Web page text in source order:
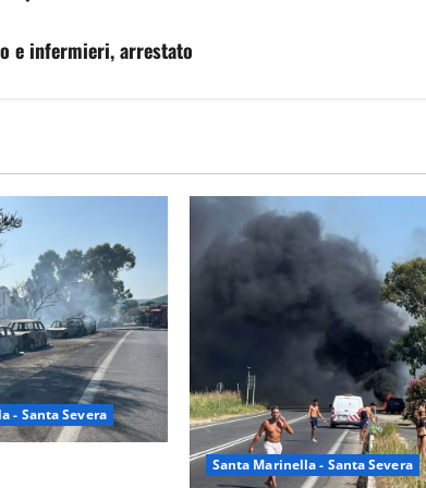
e infermieri, arrestato
- Santa Severa
Santa Marinella - Santa Severa